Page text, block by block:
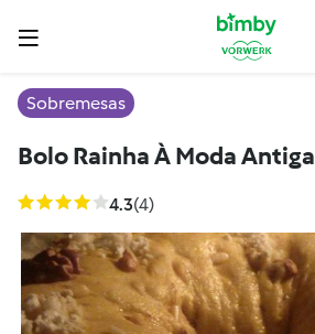
Sobremesas
Bolo Rainha À Moda Antiga
4.3(4)